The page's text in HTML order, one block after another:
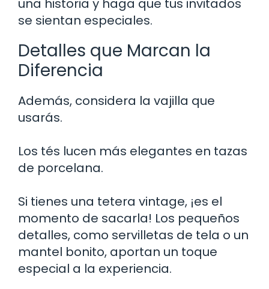
una historia y haga que tus invitados
se sientan especiales.
Detalles que Marcan la
Diferencia
Además, considera la vajilla que
usarás.
Los tés lucen más elegantes en tazas
de porcelana.
Si tienes una tetera vintage, ¡es el
momento de sacarla! Los pequeños
detalles, como servilletas de tela o un
mantel bonito, aportan un toque
especial a la experiencia.